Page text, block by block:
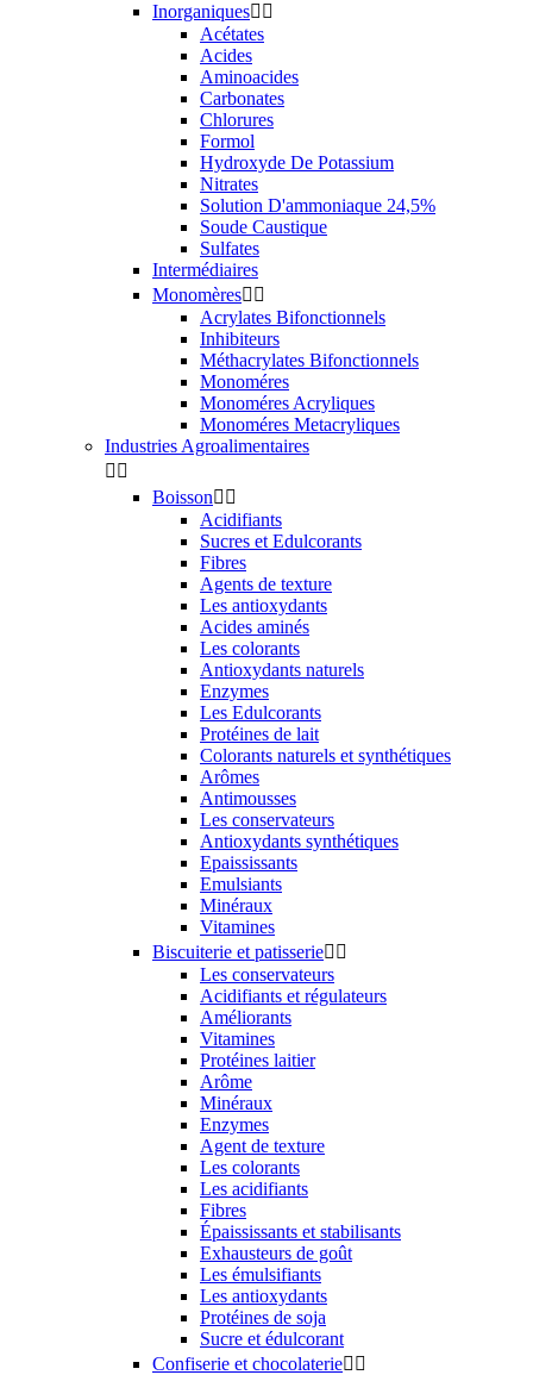
Inorganiques 
Acétates
Acides
Aminoacides
Carbonates
Chlorures
Formol
Hydroxyde De Potassium
Nitrates
Solution D'ammoniaque 24,5%
Soude Caustique
Sulfates
Intermédiaires
Monomères 
Acrylates Bifonctionnels
Inhibiteurs
Méthacrylates Bifonctionnels
Monoméres
Monoméres Acryliques
Monoméres Metacryliques
Industries Agroalimentaires
 
Boisson 
Acidifiants
Sucres et Edulcorants
Fibres
Agents de texture
Les antioxydants
Acides aminés
Les colorants
Antioxydants naturels
Enzymes
Les Edulcorants
Protéines de lait
Colorants naturels et synthétiques
Arômes
Antimousses
Les conservateurs
Antioxydants synthétiques
Epaississants
Emulsiants
Minéraux
Vitamines
Biscuiterie et patisserie 
Les conservateurs
Acidifiants et régulateurs
Améliorants
Vitamines
Protéines laitier
Arôme
Minéraux
Enzymes
Agent de texture
Les colorants
Les acidifiants
Fibres
Épaississants et stabilisants
Exhausteurs de goût
Les émulsifiants
Les antioxydants
Protéines de soja
Sucre et édulcorant
Confiserie et chocolaterie 